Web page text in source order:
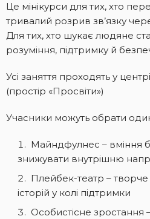
Це мінікурси для тих, хто
тривалий розрив зв’язку
Для тих, хто шукає людяне
розуміння, підтримку й
Усі заняття проходять у
(простір «Просвіти»)
Учасники можуть обрати один
Майндфулнес – вміння
знижувати внутрішню
Плейбек-театр –
історій у колі підтримки
Особистісне зростання